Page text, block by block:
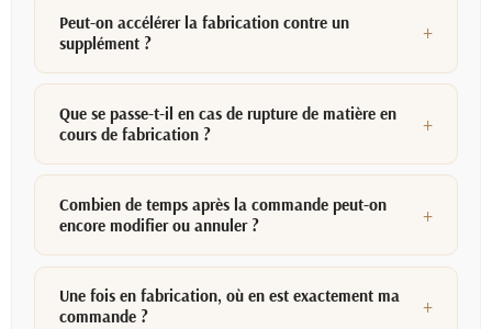
Peut-on accélérer la fabrication contre un
supplément ?
Que se passe-t-il en cas de rupture de matière en
cours de fabrication ?
Combien de temps après la commande peut-on
encore modifier ou annuler ?
Une fois en fabrication, où en est exactement ma
commande ?